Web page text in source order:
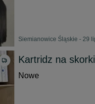
Siemianowice Śląskie - 29
Kartridz na
Nowe